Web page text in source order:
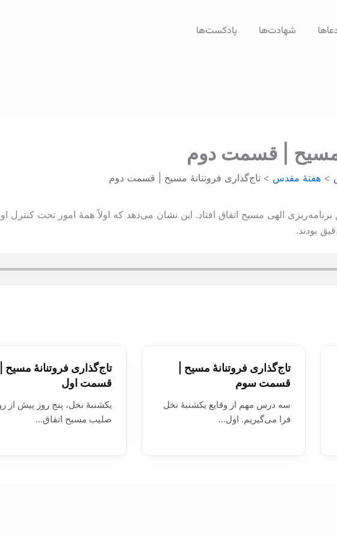
پادکست‌ها شهادت‌ها
مسیح | قسمت دوم
هفتۀ مقدس تاج‌گذاری فروتنانۀ مسیح | قسمت دوم
الهی مسیح اتفاق افتاد. این نشان می‌دهد که اولاً همۀ امور تحت کنترل
بودند.
تاج‌گذاری فروتنانۀ مسیح |
قسمت سوم
سه درس مهم از وقایع یکشنبۀ نخل
فرا می‌گیریم. اول…
تاج‌گذاری فروتنانۀ مسیح |
قسمت اول
یکشنبۀ نخل، پنج روز پیش از
صلیب مسیح اتفاق…